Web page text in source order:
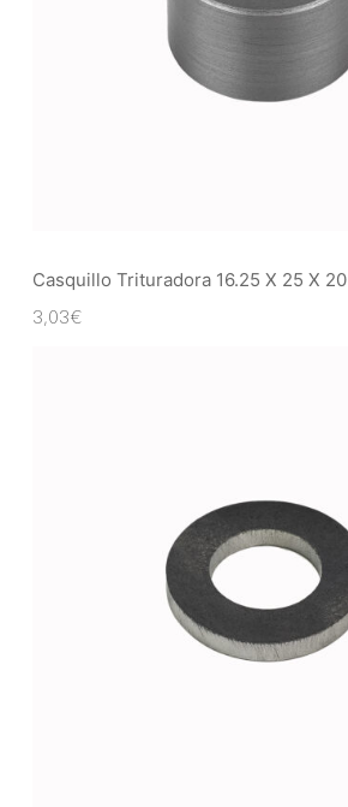
Casquillo Trituradora 16.25 X 25 X 20
3,03€